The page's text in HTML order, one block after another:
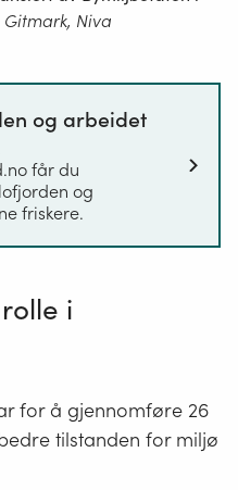
dammer,
åkerholmer
lignende,
spesielle
typer
geologiske
forekomster.
naturmangfoldloven
Gitmark, Niva
og arbeidet
får du
og
friskere.
i
for å gjennomføre 26
tilstanden for miljø